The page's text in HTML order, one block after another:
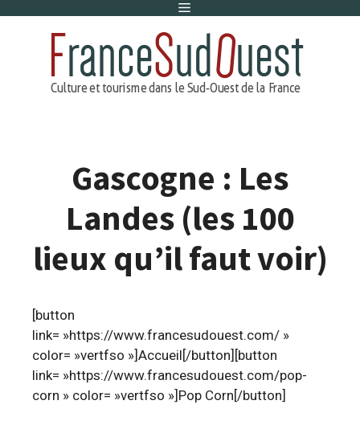
Menu
Gascogne : Les
Landes (les 100
lieux qu’il faut voir)
[button
link= »https://www.francesudouest.com/ »
color= »vertfso »]Accueil[/button][button
link= »https://www.francesudouest.com/pop-
corn » color= »vertfso »]Pop Corn[/button]